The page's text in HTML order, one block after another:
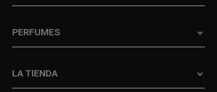
PERFUMES
LA TIENDA